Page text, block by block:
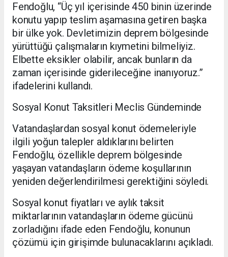
Fendoğlu, “Üç yıl içerisinde 450 binin üzerinde
konutu yapıp teslim aşamasına getiren başka
bir ülke yok. Devletimizin deprem bölgesinde
yürüttüğü çalışmaların kıymetini bilmeliyiz.
Elbette eksikler olabilir, ancak bunların da
zaman içerisinde giderileceğine inanıyoruz.”
ifadelerini kullandı.
Sosyal Konut Taksitleri Meclis Gündeminde
Vatandaşlardan sosyal konut ödemeleriyle
ilgili yoğun talepler aldıklarını belirten
Fendoğlu, özellikle deprem bölgesinde
yaşayan vatandaşların ödeme koşullarının
yeniden değerlendirilmesi gerektiğini söyledi.
Sosyal konut fiyatları ve aylık taksit
miktarlarının vatandaşların ödeme gücünü
zorladığını ifade eden Fendoğlu, konunun
çözümü için girişimde bulunacaklarını açıkladı.